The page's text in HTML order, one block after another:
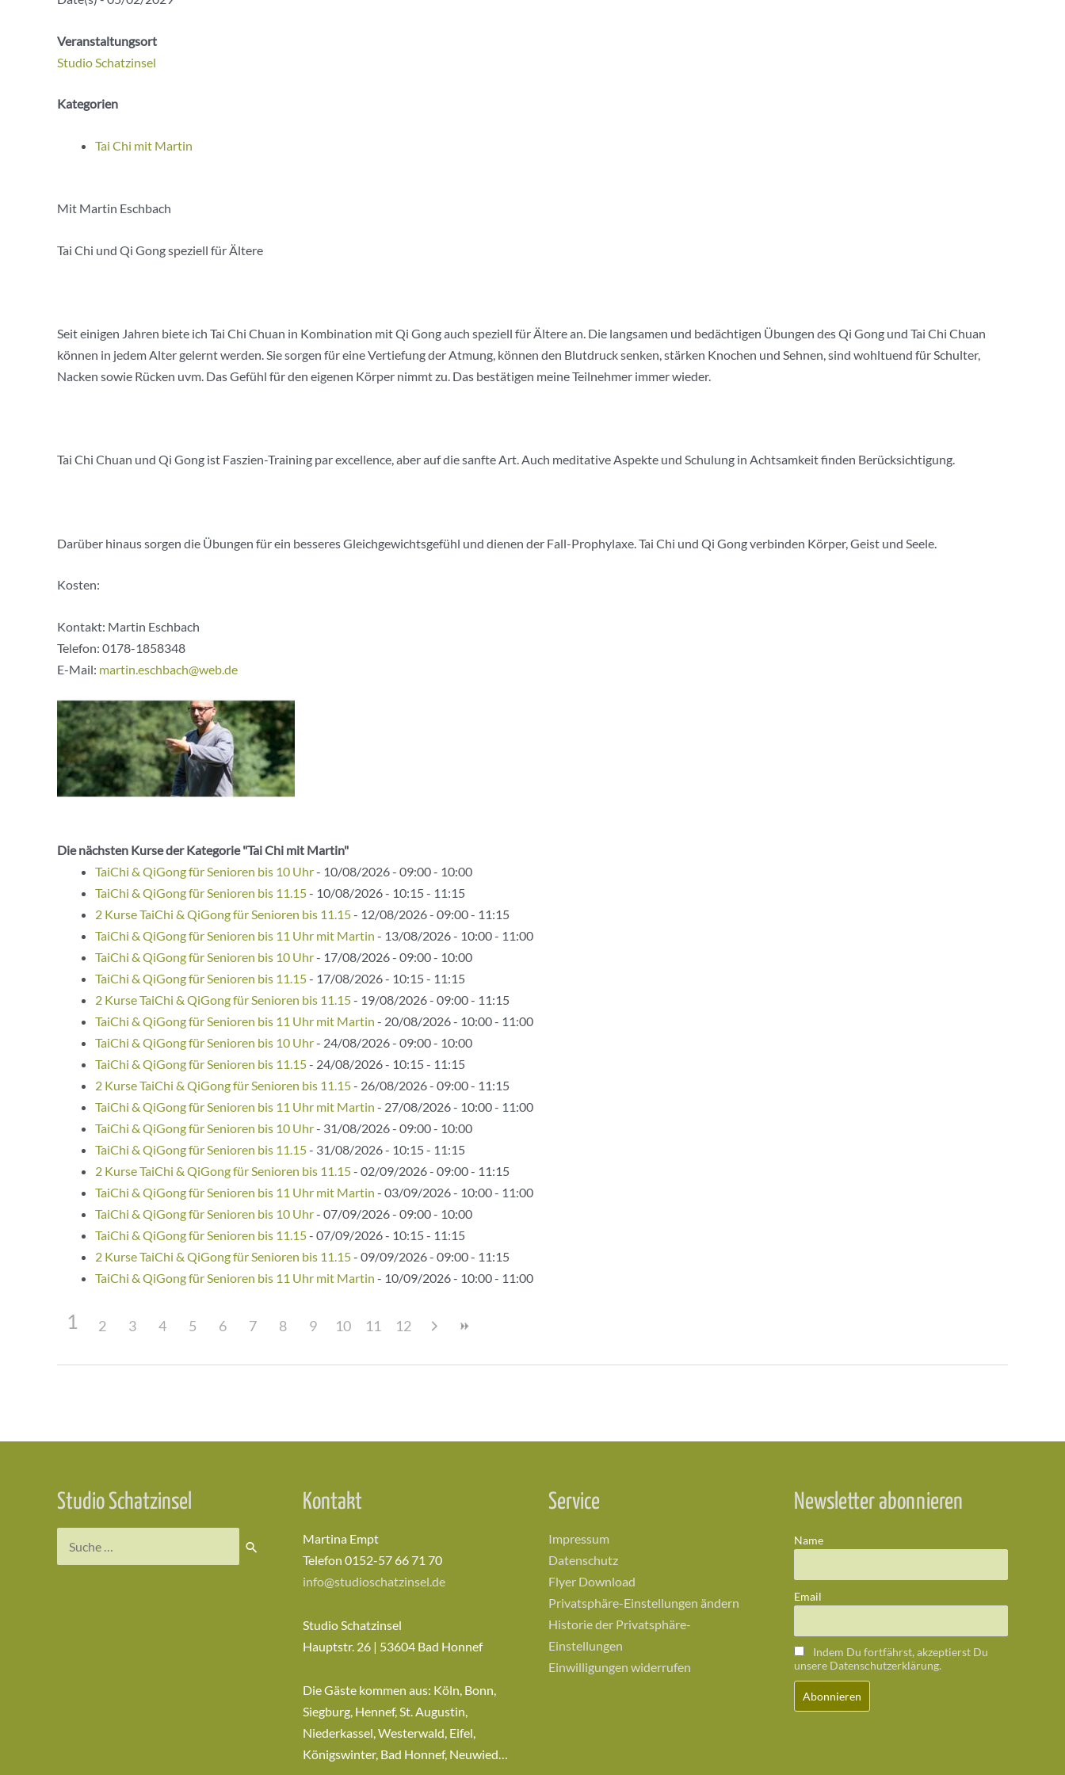
Veranstaltungsort
Studio Schatzinsel
Kategorien
Tai Chi mit Martin
Mit Martin Eschbach
Tai Chi und Qi Gong speziell für Ältere
Seit einigen Jahren biete ich Tai Chi Chuan in Kombination mit Qi Gong auch speziell für Ältere an. Die langsamen und bedächtigen Übungen des Qi Gong und Tai Chi Chuan
können in jedem Alter gelernt werden. Sie sorgen für eine Vertiefung der Atmung, können den Blutdruck senken, stärken Knochen und Sehnen, sind wohltuend für Schulter,
Nacken sowie Rücken uvm. Das Gefühl für den eigenen Körper nimmt zu. Das bestätigen meine Teilnehmer immer wieder.
Tai Chi Chuan und Qi Gong ist Faszien-Training par excellence, aber auf die sanfte Art. Auch meditative Aspekte und Schulung in Achtsamkeit finden Berücksichtigung.
Darüber hinaus sorgen die Übungen für ein besseres Gleichgewichtsgefühl und dienen der Fall-Prophylaxe. Tai Chi und Qi Gong verbinden Körper, Geist und Seele.
Kosten:
Kontakt: Martin Eschbach
Telefon: 0178-1858348
E-Mail: martin.eschbach@web.de
Die nächsten Kurse der Kategorie "Tai Chi mit Martin"
TaiChi & QiGong für Senioren bis 10 Uhr- 10/08/2026 - 09:00 - 10:00
TaiChi & QiGong für Senioren bis 11.15- 10/08/2026 - 10:15 - 11:15
2 Kurse TaiChi & QiGong für Senioren bis 11.15- 12/08/2026 - 09:00 - 11:15
TaiChi & QiGong für Senioren bis 11 Uhr mit Martin - 13/08/2026 - 10:00 - 11:00
TaiChi & QiGong für Senioren bis 10 Uhr- 17/08/2026 - 09:00 - 10:00
TaiChi & QiGong für Senioren bis 11.15- 17/08/2026 - 10:15 - 11:15
2 Kurse TaiChi & QiGong für Senioren bis 11.15- 19/08/2026 - 09:00 - 11:15
TaiChi & QiGong für Senioren bis 11 Uhr mit Martin - 20/08/2026 - 10:00 - 11:00
TaiChi & QiGong für Senioren bis 10 Uhr- 24/08/2026 - 09:00 - 10:00
TaiChi & QiGong für Senioren bis 11.15- 24/08/2026 - 10:15 - 11:15
2 Kurse TaiChi & QiGong für Senioren bis 11.15- 26/08/2026 - 09:00 - 11:15
TaiChi & QiGong für Senioren bis 11 Uhr mit Martin - 27/08/2026 - 10:00 - 11:00
TaiChi & QiGong für Senioren bis 10 Uhr- 31/08/2026 - 09:00 - 10:00
TaiChi & QiGong für Senioren bis 11.15- 31/08/2026 - 10:15 - 11:15
2 Kurse TaiChi & QiGong für Senioren bis 11.15- 02/09/2026 - 09:00 - 11:15
TaiChi & QiGong für Senioren bis 11 Uhr mit Martin - 03/09/2026 - 10:00 - 11:00
TaiChi & QiGong für Senioren bis 10 Uhr- 07/09/2026 - 09:00 - 10:00
TaiChi & QiGong für Senioren bis 11.15- 07/09/2026 - 10:15 - 11:15
2 Kurse TaiChi & QiGong für Senioren bis 11.15- 09/09/2026 - 09:00 - 11:15
TaiChi & QiGong für Senioren bis 11 Uhr mit Martin - 10/09/2026 - 10:00 - 11:00
1 2 3 4 5 6 7 8 9 10 11 12
Studio Schatzinsel Kontakt
Martina Empt
Telefon 0152-57 66 71 70
info@studioschatzinsel.de
Studio Schatzinsel
Hauptstr. 26 | 53604 Bad Honnef
Die Gäste kommen aus: Köln, Bonn,
Siegburg, Hennef, St. Augustin,
Niederkassel, Westerwald, Eifel,
Königswinter, Bad Honnef, Neuwied…
Service
Impressum
Datenschutz
Flyer Download
Privatsphäre-Einstellungen ändern
Historie der Privatsphäre-
Einstellungen
Einwilligungen widerrufen
Newsletter abonnieren
Name
Email
Indem Du fortfährst, akzeptierst Du
unsere Datenschutzerklärung.